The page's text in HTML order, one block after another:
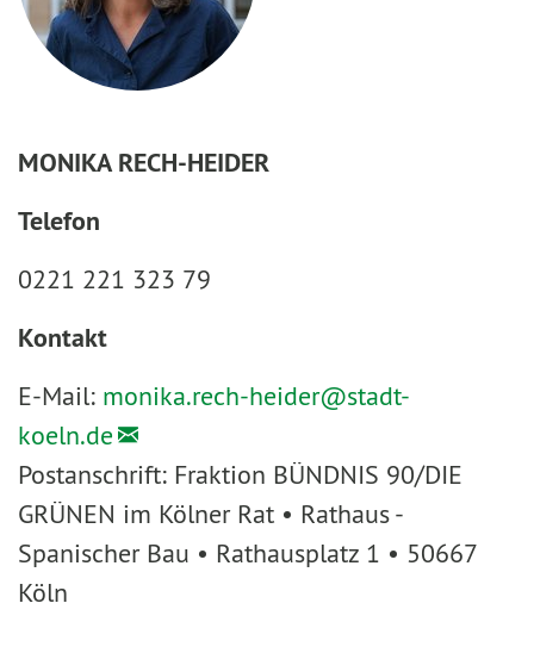
MONIKA RECH-HEIDER
Telefon
0221 221 323 79
Kontakt
E-Mail: monika.rech-heider@stadt-
koeln.de
Postanschrift: Fraktion BÜNDNIS 90/DIE
GRÜNEN im Kölner Rat • Rathaus -
Spanischer Bau • Rathausplatz 1 • 50667
Köln